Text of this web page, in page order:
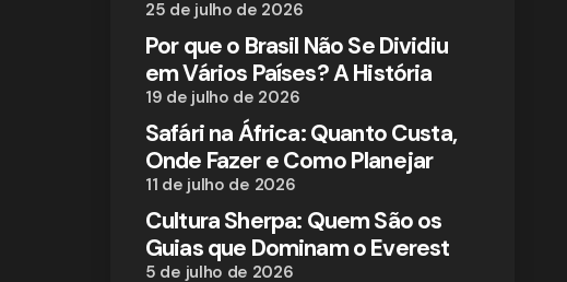
25 de julho de 2026
Por que o Brasil Não Se Dividiu
em Vários Países? A História
19 de julho de 2026
Safári na África: Quanto Custa,
Onde Fazer e Como Planejar
11 de julho de 2026
Cultura Sherpa: Quem São os
Guias que Dominam o Everest
5 de julho de 2026